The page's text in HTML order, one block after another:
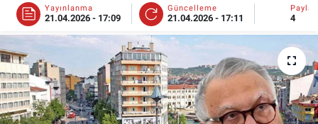
Yayınlanma
21.04.2026 - 17:09
Güncelleme
21.04.2026 - 17:11 4
KADIN
TEKNOLOJİ
YEMEK
ESKİŞEHİR NÖBETÇİ ECZANELER
Tüm Manşetler
Son Dakika Haberleri
Haber Arşivi